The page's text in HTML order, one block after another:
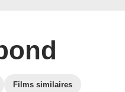
Films similaires